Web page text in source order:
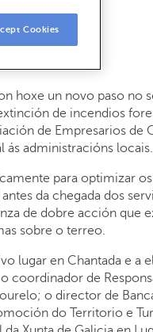
hoxe un novo paso
de incendios
de Empresarios de
ás administracións locais.
para optimizar
da chegada dos
de dobre acción que
sobre o terreo.
lugar en Chantada e a
coordinador de
o director de
do Territorio e
Cookies